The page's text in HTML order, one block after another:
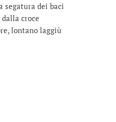
segatura dei baci
croce
lontano laggiù